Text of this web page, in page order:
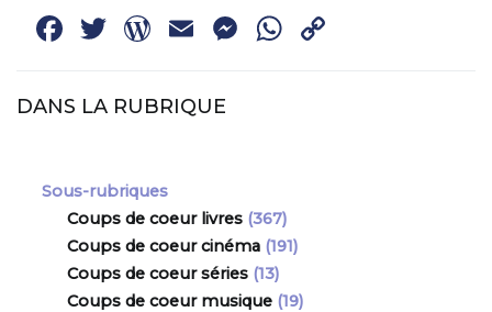
Facebook
Twitter
WordPress
EmailMessenger
WhatsApp
DANS LA RUBRIQUE
Sous-rubriques
Coups de coeur livres (367)
Coups de coeur cinéma (191)
Coups de coeur séries (13)
Coups de coeur musique (19)